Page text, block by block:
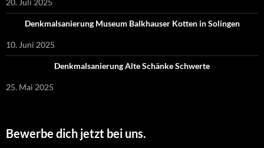
Denkmalsanierung Museum Balkhauser Kotten in Solingen
10. Juni 2025
Denkmalsanierung Alte Schänke Schwerte
25. Mai 2025
Bewerbe dich jetzt bei uns.